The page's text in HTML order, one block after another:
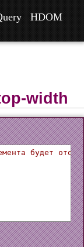
HDOM
width
будет